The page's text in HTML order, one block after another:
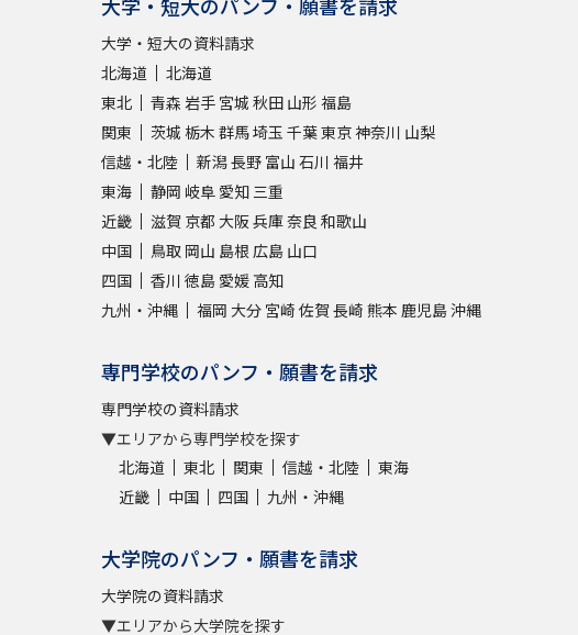
大学・短大の資料請求
北海道
北海道
東北
青森 岩手 宮城 秋田 山形 福島
関東
茨城 栃木 群馬埼玉 千葉東京神奈川 山梨
信越・北陸
新潟長野 富山 石川 福井
東海
静岡 岐阜 愛知 三重
近畿
滋賀 京都 大阪兵庫奈良 和歌山
中国
鳥取 岡山 島根 広島 山口
四国
香川 徳島 愛媛 高知
九州・沖縄
福岡 大分 宮崎 佐賀 長崎 熊本 鹿児島沖縄
専門学校のパンフ・願書を請求
専門学校の資料請求
▼エリアから専門学校を探す
北海道
東北 関東 信越・北陸
東海
近畿
中国 四国 九州・沖縄
大学院のパンフ・願書を請求
大学院の資料請求
▼エリアから大学院を探す